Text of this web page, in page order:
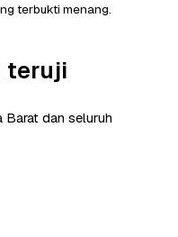
terbukti menang.
teruji
dan seluruh